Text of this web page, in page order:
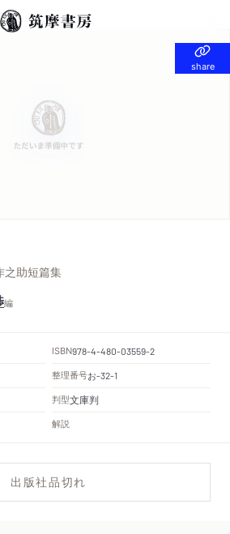
share
share
助短篇集
編
ISBN978-4-480-03559-2
整理番号お-32-1
判型文庫判
解説
出版社品切れ